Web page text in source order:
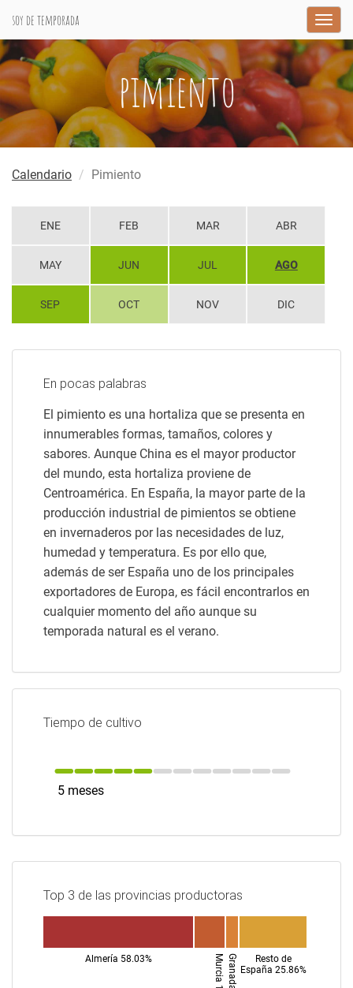
soy de temporada
pimiento
Calendario Pimiento
ENE FEB MAR ABR
MAY JUN JUL AGO
SEP OCT NOV DIC
En pocas palabras
El pimiento es una hortaliza que se presenta en
innumerables formas, tamaños, colores y
sabores. Aunque China es el mayor productor
del mundo, esta hortaliza proviene de
Centroamérica. En España, la mayor parte de la
producción industrial de pimientos se obtiene
en invernaderos por las necesidades de luz,
humedad y temperatura. Es por ello que,
además de ser España uno de los principales
exportadores de Europa, es fácil encontrarlos en
cualquier momento del año aunque su
temporada natural es el verano.
Tiempo de cultivo
5 meses
Top 3 de las provincias productoras
Almería 58.03%
Resto de
España 25.86%